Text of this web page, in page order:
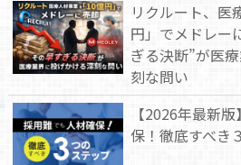
リクルート、医
円」でメドレ
ぎる決断”が医
刻な問い
【2026年最新
保！徹底すべき